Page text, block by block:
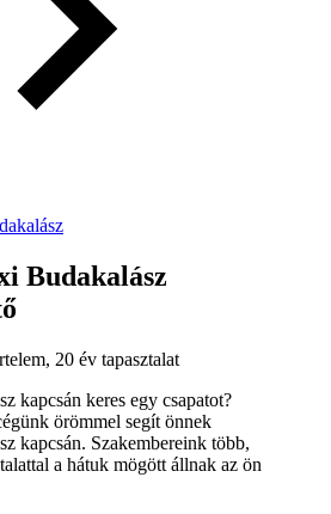
Budakalász
20 év tapasztalat
kapcsán keres egy csapatot?
örömmel segít önnek
kapcsán. Szakembereink több,
a hátuk mögött állnak az ön